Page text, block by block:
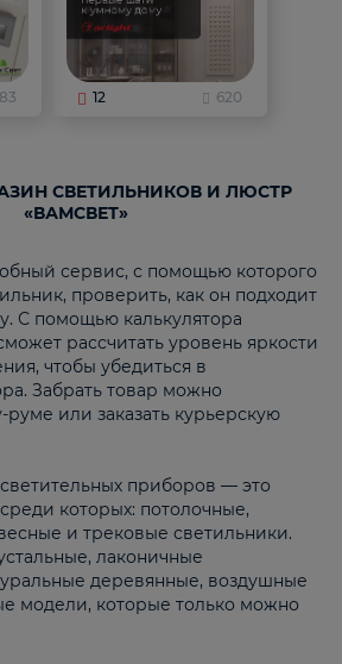
12 620
СВЕТИЛЬНИКОВ И ЛЮСТР
«ВАМСВЕТ»
сервис, с помощью которого
проверить, как он подходит
С помощью калькулятора
рассчитать уровень яркости
чтобы убедиться в
Забрать товар можно
или заказать курьерскую
приборов — это
которых: потолочные,
и трековые светильники.
лаконичные
деревянные, воздушные
модели, которые только можно